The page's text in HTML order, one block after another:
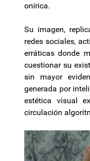
onírica.
Su imagen,
redes sociales,
erráticas donde
cuestionar su
sin mayor
generada por
estética visual
circulación